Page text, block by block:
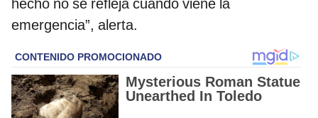
hecho no se refleja cuando viene la
emergencia”, alerta.